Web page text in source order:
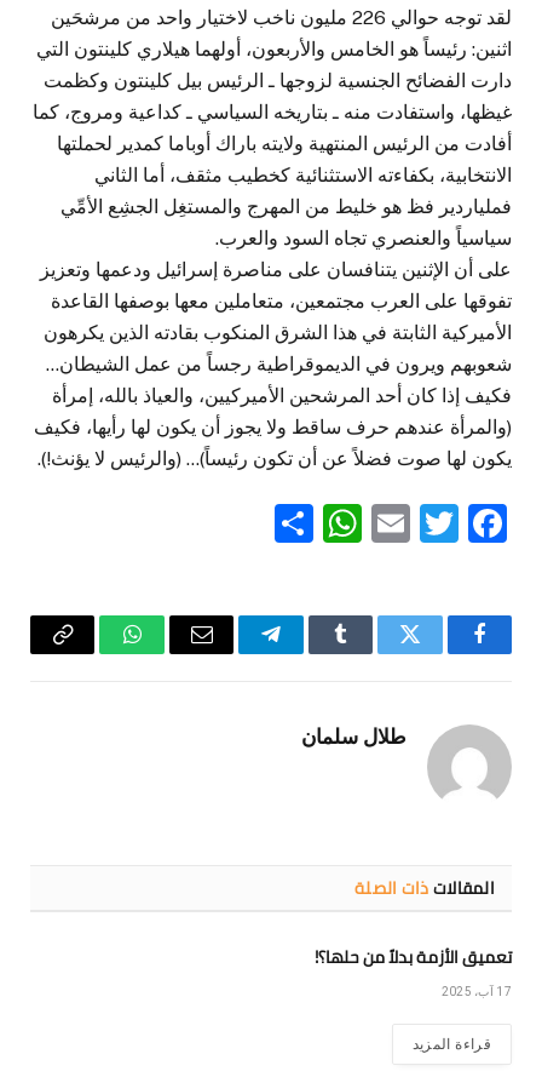
لقد توجه حوالي 226 مليون ناخب لاختيار واحد من مرشحَين
اثنين: رئيساً هو الخامس والأربعون، أولهما هيلاري كلينتون التي
دارت الفضائح الجنسية لزوجها ـ الرئيس بيل كلينتون وكظمت
غيظها، واستفادت منه ـ بتاريخه السياسي ـ كداعية ومروج، كما
أفادت من الرئيس المنتهية ولايته باراك أوباما كمدير لحملتها
الانتخابية، بكفاءته الاستثنائية كخطيب مثقف، أما الثاني
فملياردير فظ هو خليط من المهرج والمستغِل الجشِع الأمِّي
سياسياً والعنصري تجاه السود والعرب.
على أن الإثنين يتنافسان على مناصرة إسرائيل ودعمها وتعزيز
تفوقها على العرب مجتمعين، متعاملين معها بوصفها القاعدة
الأميركية الثابتة في هذا الشرق المنكوب بقادته الذين يكرهون
شعوبهم ويرون في الديموقراطية رجساً من عمل الشيطان…
فكيف إذا كان أحد المرشحين الأميركيين، والعياذ بالله، إمرأة
(والمرأة عندهم حرف ساقط ولا يجوز أن يكون لها رأيها، فكيف
يكون لها صوت فضلاً عن أن تكون رئيساً)… (والرئيس لا يؤنث!).
Facebook
Twitter
Email
WhatsApp
فيسبوكتويتر Tumblr تيلقرام البريد
واتسابCopy
طلال سلمان
المقالاتذات الصلة
تعميق الأزمة بدلاً من حلها؟!
17 آب، 2025
قراءة المزيد